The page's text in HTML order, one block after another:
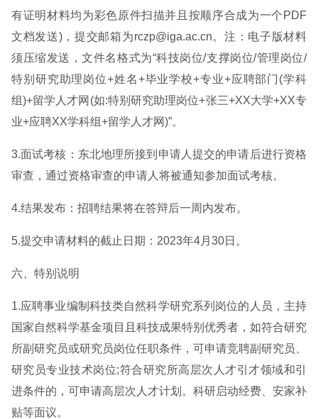
有证明材料均为彩色原件扫描并且按顺序合成为一个PDF
文档发送)，提交邮箱为rczp@iga.ac.cn。注：电子版材料
须压缩发送，文件名格式为“科技岗位/支撑岗位/管理岗位/
特别研究助理岗位+姓名+毕业学校+专业+应聘部门(学科
组)+留学人才网(如:特别研究助理岗位+张三+XX大学+XX专
业+应聘XX学科组+留学人才网)”。
3.面试考核：东北地理所接到申请人提交的申请后进行资格
审查，通过资格审查的申请人将被通知参加面试考核。
4.结果发布：招聘结果将在答辩后一周内发布。
5.提交申请材料的截止日期：2023年4月30日。
六、特别说明
1.应聘事业编制科技类自然科学研究系列岗位的人员，主持
国家自然科学基金项目且科技成果特别优秀者，如符合研究
所副研究员或研究员岗位任职条件，可申请竞聘副研究员、
研究员专业技术岗位;符合研究所高层次人才引才领域和引
进条件的，可申请高层次人才计划。科研启动经费、安家补
贴等面议。